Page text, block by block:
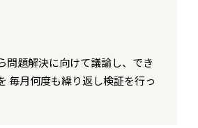
問題解決に向けて議論し、でき
毎月何度も繰り返し検証を行っ